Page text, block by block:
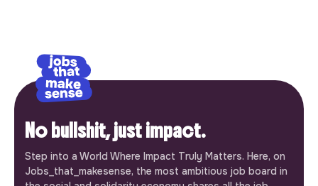
No bullshit, just impact.
Step into a World Where Impact Truly Matters. Here, on
Jobs_that_makesense, the most ambitious job board in